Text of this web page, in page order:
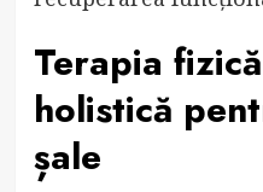
Terapia
holistică
șale